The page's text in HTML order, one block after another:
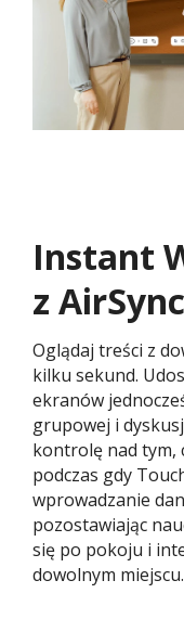
Instant
z AirSync
Oglądaj treści z
kilku sekund.
ekranów
grupowej i
kontrolę nad tym,
podczas gdy
wprowadzanie
pozostawiając
się po pokoju i
dowolnym miejscu.